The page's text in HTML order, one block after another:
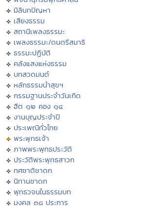
มิลินทปัญหา
เสียงธรรม
สถานีเพลงธรรมะ
เพลงธรรมะ/ดนตรีสมาธิ
ธรรมะปฏิบัติ
คลังแสงแห่งธรรม
บทสวดมนต์
หลักธรรมนำสุขฯ
กรรมฐานประจำวันเกิด
ฮีต ๑๒ คอง ๑๔
งานบุญประจำปี
ประเพณีทั่วไทย
พระพุทธเจ้า
ภาพพระพุทธประวัติ
ประวัติพระพุทธสาวก
ทศชาติชาดก
นิทานชาดก
พุทธวจนในธรรมบท
มงคล ๓๘ ประการ